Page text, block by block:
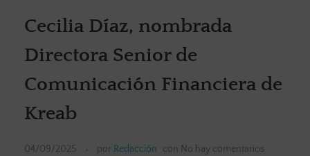
Cecilia Díaz, nombrada
Directora Senior de
Comunicación Financiera de
Kreab
04/09/2025 por Redacción con No hay comentarios